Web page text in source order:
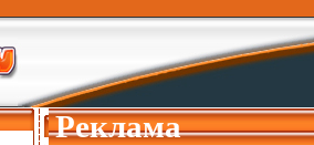
Реклама